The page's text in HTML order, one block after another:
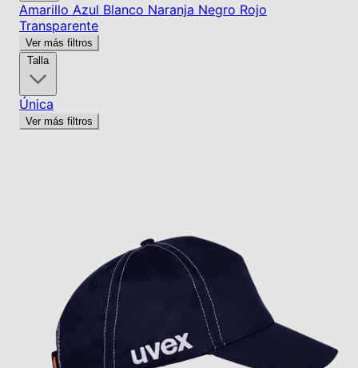
Amarillo Azul Blanco Naranja Negro Rojo
Transparente
Ver más filtros
Talla
Única
Ver más filtros